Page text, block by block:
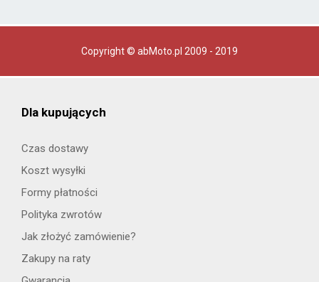
Copyright © abMoto.pl 2009 - 2019
Dla kupujących
Czas dostawy
Koszt wysyłki
Formy płatności
Polityka zwrotów
Jak złożyć zamówienie?
Zakupy na raty